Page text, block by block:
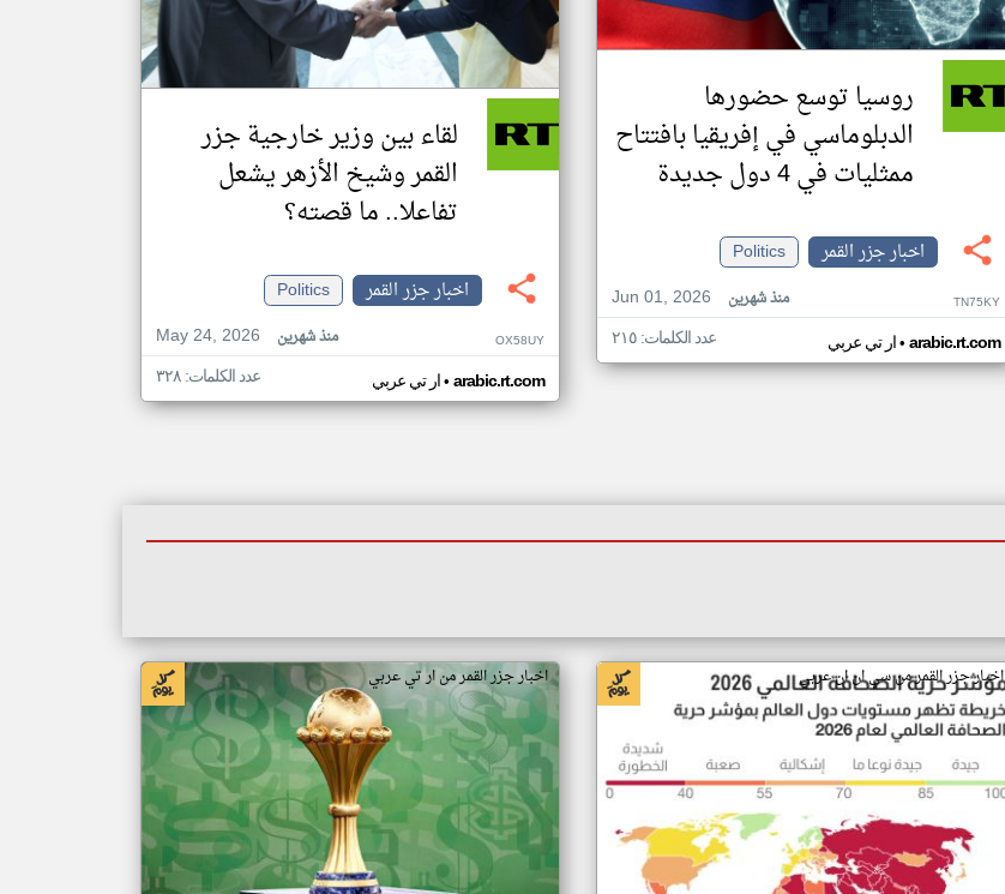
روسيا توسع حضورها
الدبلوماسي في إفريقيا بافتتاح
ممثليات في 4 دول جديدة
اخبار جزر القمر
Politics
Jun 01, 2026
منذ شهرين TN75KY
ار تي عربي• arabic.rt.com عدد الكلمات: ٢١٥
لقاء بين وزير خارجية جزر
القمر وشيخ الأزهر يشعل
تفاعلا.. ما قصته؟
اخبار جزر القمر
Politics
May 24, 2026
منذ شهرين OX58UY
ار تي عربي• arabic.rt.com عدد الكلمات: ٣٢٨
اخبار جزر القمر من سي ان ان عربي اخبار جزر القمر من ار تي عربي